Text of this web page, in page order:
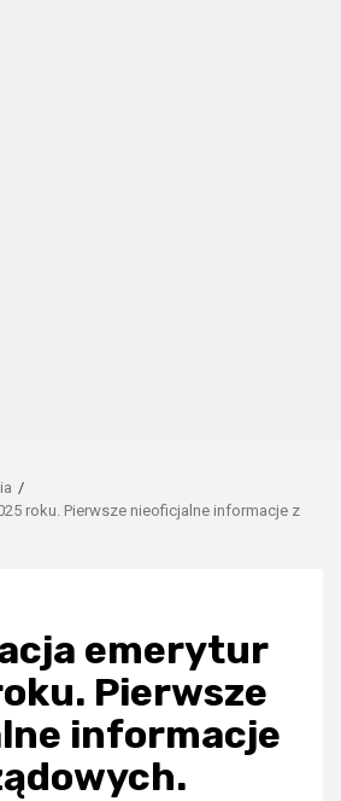
roku. Pierwsze nieoficjalne informacje z
emerytur
Pierwsze
informacje